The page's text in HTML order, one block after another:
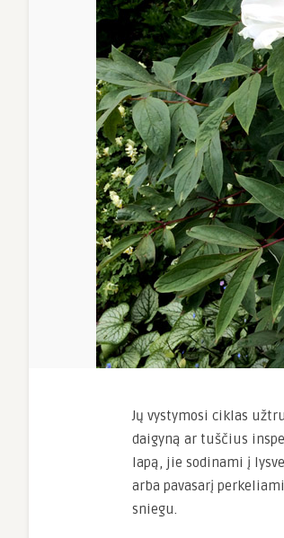
Jų vystymosi ciklas
daigyną ar tuščius
lapą, jie sodinami į
arba pavasarį
sniegu.